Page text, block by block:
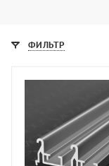
ФИЛЬТР